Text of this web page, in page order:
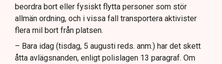
beordra bort eller fysiskt flytta personer som stör
allmän ordning, och i vissa fall transportera aktivister
flera mil bort från platsen.
– Bara idag (tisdag, 5 augusti reds. anm.) har det skett
åtta avlägsnanden, enligt polislagen 13 paragraf. Om